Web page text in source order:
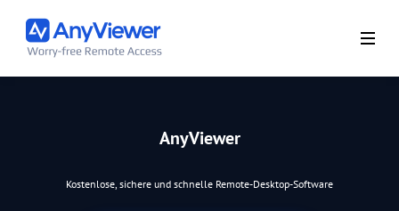
AnyViewer
Kostenlose, sichere und schnelle Remote-Desktop-Software